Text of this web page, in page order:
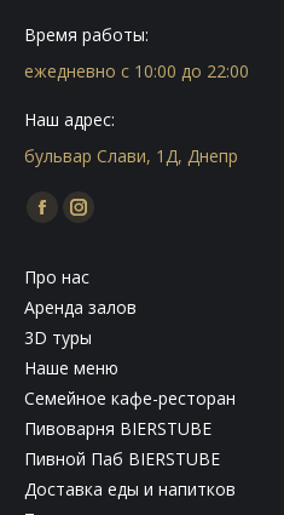
Время работы:
ежедневно с 10:00 до 22:00
Наш адрес:
бульвар Слави, 1Д, Днепр
Find us on:
Facebook
opens
in
new
window
Instagram
opens
in
new
window
Про нас
Аренда залов
3D туры
Наше меню
Семейное кафе-ресторан
Пивоварня BIERSTUBE
Пивной Паб BIERSTUBE
Доставка еды и напитков